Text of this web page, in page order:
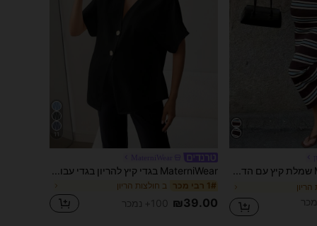
1# רבי מכר ב חולצות הריון
₪39.00 100+ נמכר